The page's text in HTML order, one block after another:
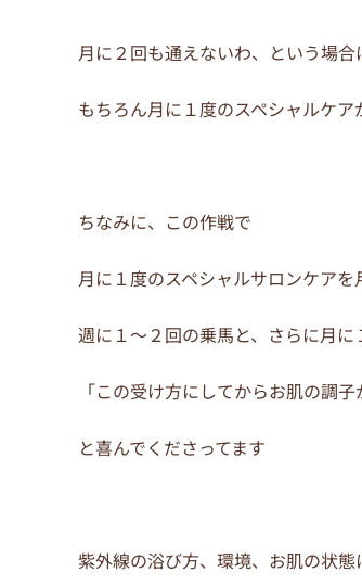
月に２回も通えないわ、という場合
もちろん月に１度のスペシャルケ
ちなみに、この作戦で
月に１度のスペシャルサロンケア
週に１～２回の乗馬と、さらに月
「この受け方にしてからお肌の調子
と喜んでくださってます
紫外線の浴び方、環境、お肌の状態